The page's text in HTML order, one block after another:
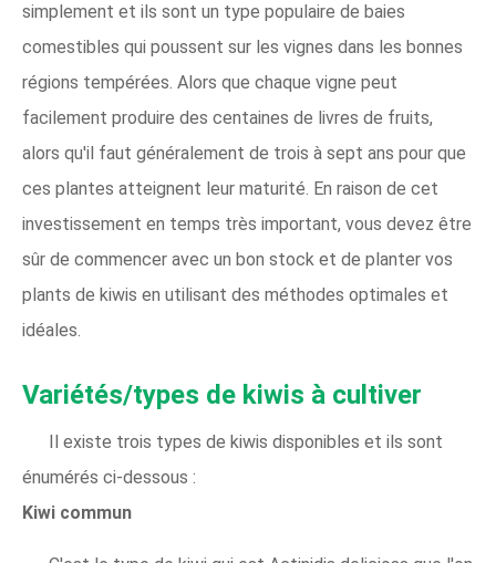
simplement et ils sont un type populaire de baies
comestibles qui poussent sur les vignes dans les bonnes
régions tempérées. Alors que chaque vigne peut
facilement produire des centaines de livres de fruits,
alors qu'il faut généralement de trois à sept ans pour que
ces plantes atteignent leur maturité. En raison de cet
investissement en temps très important, vous devez être
sûr de commencer avec un bon stock et de planter vos
plants de kiwis en utilisant des méthodes optimales et
idéales.
Variétés/types de kiwis à cultiver
Il existe trois types de kiwis disponibles et ils sont
énumérés ci-dessous :
Kiwi commun